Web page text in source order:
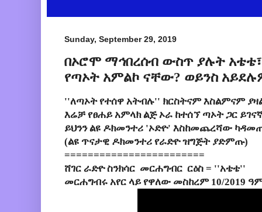
Sunday, September 29, 2019
በኦሮሞ ማኅበረሰብ ውስጥ ያሉት
የጣኦት አምልኮ ናቸው? ወይንስ
''ለጣኦት የተሰዋ አትብሉ'' ክርስትናም እስልምናም
እሬቻ የፀሐይ አምላክ ልጅ ኦራ ከተሰኘ ጣኦት ጋር
ይህንን ልዩ ዶክመንተሪ 'ኦድዮ' እስከመጨረሻው
(ልዩ ጥናታዊ ዶክመንተሪ የራድዮ ዝግጅት ያድምጡ)
========================
ሸገር ራድዮ ስንክሳር መርሐግብር ርዕስ = ''አቴቴ''
መርሐግብሩ አየር ላይ የዋለው መስከረም 10/2019